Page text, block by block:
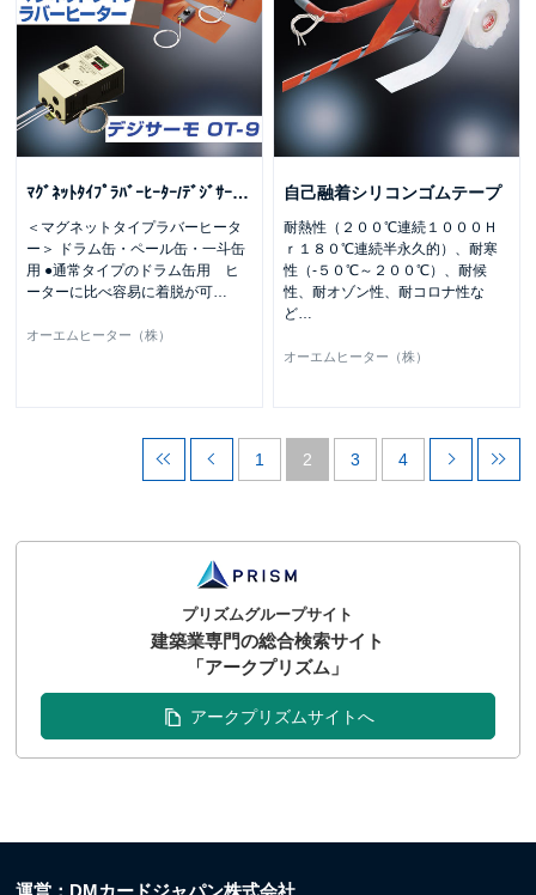
ﾏｸﾞﾈｯﾄﾀｲﾌﾟﾗﾊﾞｰﾋｰﾀｰ/ﾃﾞｼﾞｻｰ…
＜マグネットタイプラバーヒータ
ー＞ ドラム缶・ペール缶・一斗缶
用 ●通常タイプのドラム缶用 ヒ
ーターに比べ容易に着脱が可…
オーエムヒーター（株）
自己融着シリコンゴムテープ
耐熱性（２００℃連続１０００Ｈ
ｒ１８０℃連続半永久的）、耐寒
性（-５０℃～２００℃）、耐候
性、耐オゾン性、耐コロナ性な
ど…
オーエムヒーター（株）
1 2 3 4
プリズムグループサイト
建築業専門の総合検索サイト
「アークプリズム」
アークプリズムサイトへ